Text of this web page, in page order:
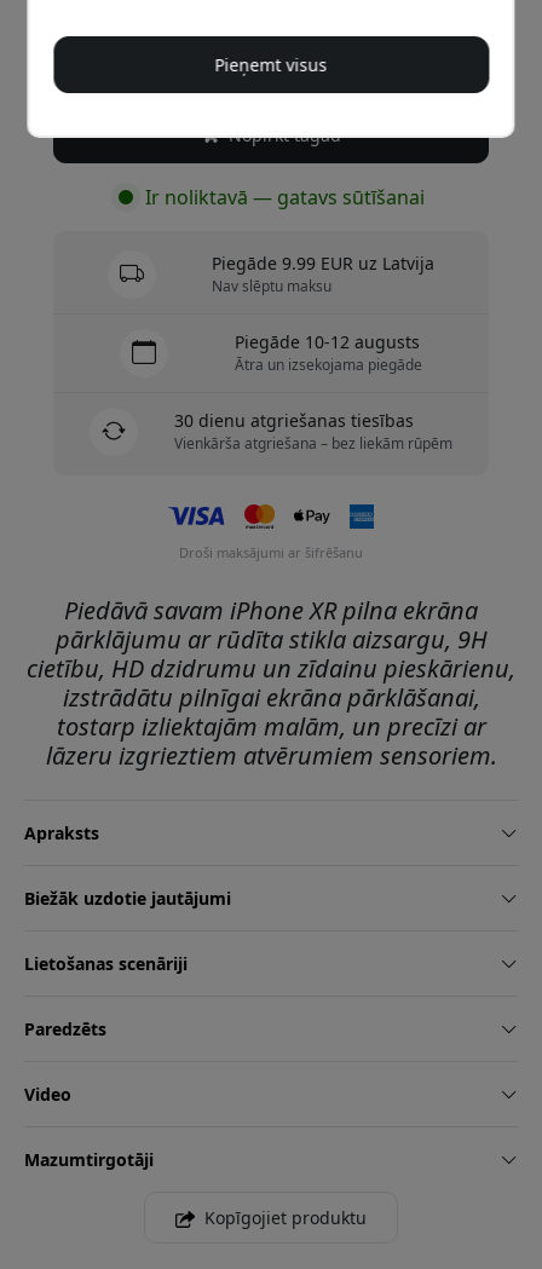
Ieteicamā cena
29.99 EUR
Nopirkt tagad
Ir noliktavā — gatavs sūtīšanai
Piegāde 9.99 EUR uz Latvija
Nav slēptu maksu
Piegāde 10-12 augusts
Ātra un izsekojama piegāde
30 dienu atgriešanas tiesības
Vienkārša atgriešana – bez liekām rūpēm
Droši maksājumi ar šifrēšanu
Piedāvā savam iPhone XR pilna ekrāna
pārklājumu ar rūdīta stikla aizsargu, 9H
cietību, HD dzidrumu un zīdainu pieskārienu,
izstrādātu pilnīgai ekrāna pārklāšanai,
tostarp izliektajām malām, un precīzi ar
lāzeru izgrieztiem atvērumiem sensoriem.
Apraksts
Biežāk uzdotie jautājumi
Lietošanas scenāriji
Paredzēts
Video
Mazumtirgotāji
Kopīgojiet produktu
Pieņemt visus